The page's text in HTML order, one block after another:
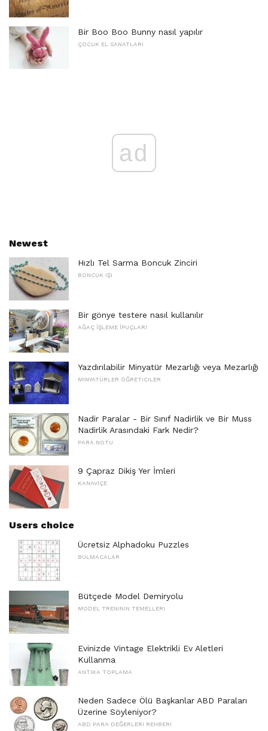
Bir Boo Boo Bunny nasıl yapılır
ÇOCUK EL SANATLARI
ad
Newest
Hızlı Tel Sarma Boncuk Zinciri
BONCUK IŞI
Bir gönye testere nasıl kullanılır
AĞAÇ İŞLEME İPUÇLARI
Yazdırılabilir Minyatür Mezarlığı veya Mezarlığı
MINYATÜRLER ÖĞRETICILER
Nadir Paralar - Bir Sınıf Nadirlik ve Bir Muss
Nadirlik Arasındaki Fark Nedir?
PARA NOTU
9 Çapraz Dikiş Yer İmleri
KANAVIÇE
Users choice
Ücretsiz Alphadoku Puzzles
BULMACALAR
Bütçede Model Demiryolu
MODEL TRENININ TEMELLERI
Evinizde Vintage Elektrikli Ev Aletleri
Kullanma
ANTIKA TOPLAMA
Neden Sadece Ölü Başkanlar ABD Paraları
Üzerine Söyleniyor?
ABD PARA DEĞERLERI REHBERI